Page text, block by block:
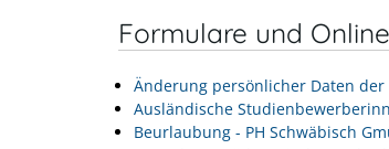
Formulare und
Änderung persönlicher Daten
Ausländische
Beurlaubung - PH Schwäbisch